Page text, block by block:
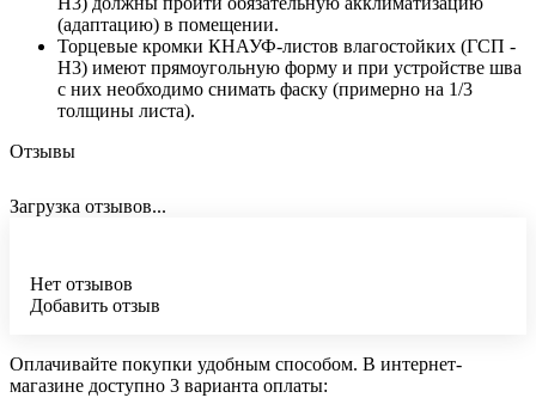
(адаптацию) в помещении.
Торцевые кромки КНАУФ-листов влагостойких (ГСП -
Н3) имеют прямоугольную форму и при устройстве шва
с них необходимо снимать фаску (примерно на 1/3
толщины листа).
Отзывы
Загрузка отзывов...
Нет отзывов
Добавить отзыв
Оплачивайте покупки удобным способом. В интернет-
магазине доступно 3 варианта оплаты: